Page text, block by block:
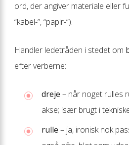
ord, der angiver materiale eller
“kabel-”, “papir-”).
Handler ledetråden i stedet om
efter verberne:
dreje – når noget rulles
akse; især brugt i
rulle – ja, ironisk nok